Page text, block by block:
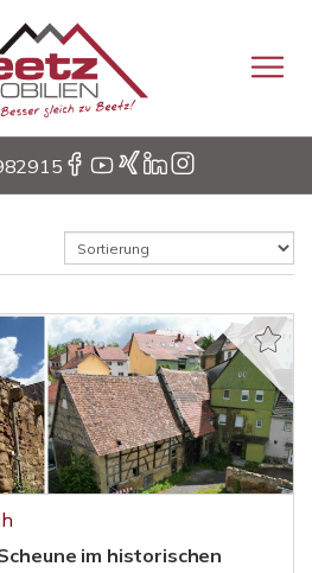
im historischen